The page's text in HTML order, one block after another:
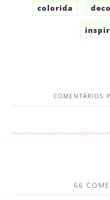
colorida
COMENTÁRIOS
66